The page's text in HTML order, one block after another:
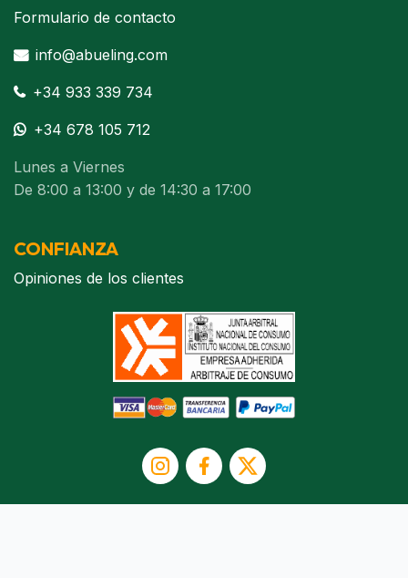
Formulario de contacto
info@abueling.com
+34 933 339 734
+34 678 105 712
Lunes a Viernes
De 8:00 a 13:00 y de 14:30 a 17:00
CONFIANZA
Opiniones de los clientes